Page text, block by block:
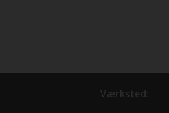
Værksted: